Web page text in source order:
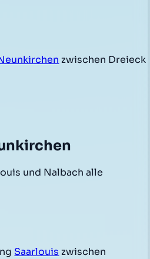
zwischen Dreieck
und Nalbach alle
Saarlouis zwischen